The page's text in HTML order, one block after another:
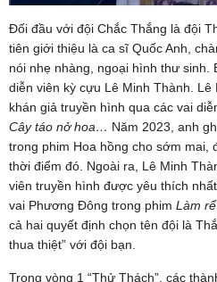
Đối đầu với đội Chắc Thắng là đội
tiên giới thiệu là ca sĩ Quốc Anh,
nói nhẹ nhàng, ngoại hình thư sinh.
diễn viên kỳ cựu Lê Minh Thành.
khán giả truyền hình qua các vai
Cây táo nở hoa… Năm 2023, anh
trong phim Hoa hồng cho sớm mai,
thời điểm đó. Ngoài ra, Lê Minh
viên truyền hình được yêu thích
vai Phương Đông trong phim Làm
cả hai quyết định chọn tên đội là
thua thiệt” với đội bạn.
Trong vòng 1 “Thử Thách”, các